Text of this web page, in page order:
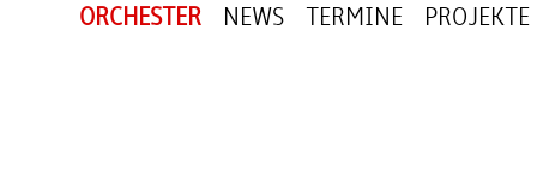
ORCHESTER NEWS TERMINE PROJEKTE